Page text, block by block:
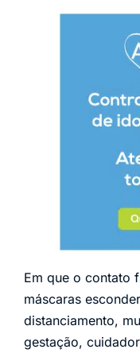
Em que o contato
máscaras
distanciamento,
gestação,